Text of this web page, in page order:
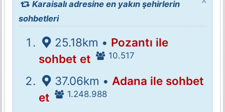
Karaisalı adresine en yakın şehirlerin
sohbetleri
25.18km • Pozantı ile
sohbet et
10.517
37.06km • Adana ile sohbet
et
1.248.988